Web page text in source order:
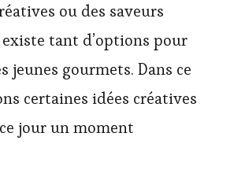
ou des saveurs
tant d’options pour
jeunes gourmets. Dans ce
certaines idées créatives
jour un moment